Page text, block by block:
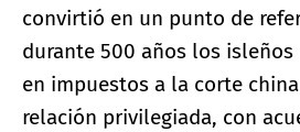
convirtió en un punto de
durante 500 años los
en impuestos a la corte
relación privilegiada, con